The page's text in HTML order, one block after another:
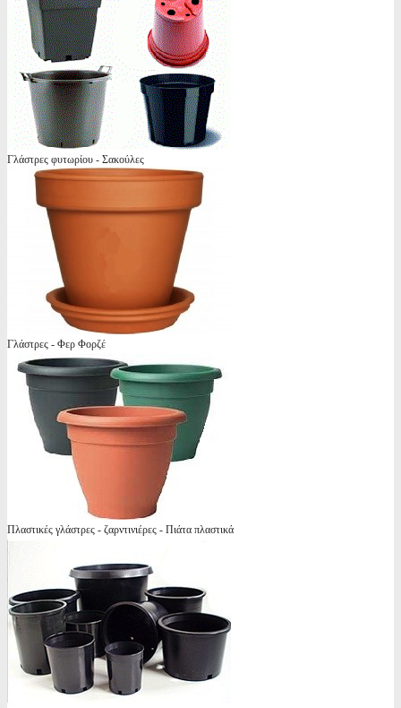
Γλάστρες φυτωρίου - Σακούλες
Γλάστρες - Φερ Φορζέ
Πλαστικές γλάστρες - ζαρντινιέρες - Πιάτα πλαστικά